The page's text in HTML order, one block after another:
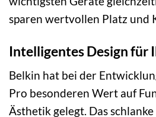
sparen wertvollen Platz und
Intelligentes Design für
Belkin hat bei der
Pro besonderen Wert auf
Ästhetik gelegt. Das